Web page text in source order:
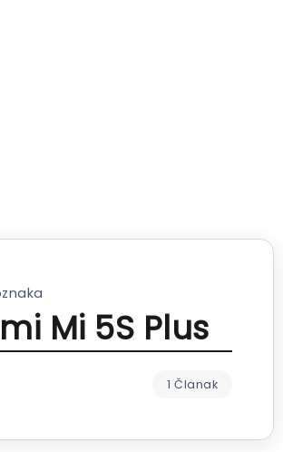
Mi 5S Plus
1 Članak